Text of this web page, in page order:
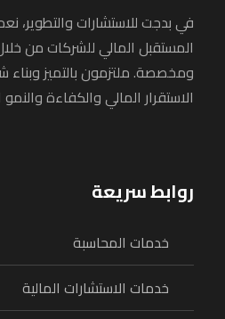
في بدجت للاستشارات والتطوير،
المستقبل المالي للشركات من
ومخصصة. ملتزمون بالتميز
الاستقرار المالي والكفاءة
روابط سريعة
خدمات المحاسبة
خدمات الاستشارات المالية